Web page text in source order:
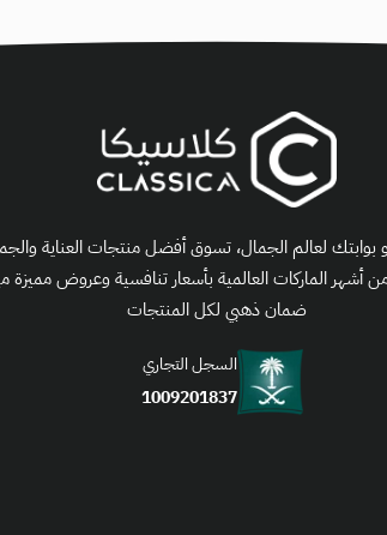
بوابتك لعالم الجمال، تسوق أفضل منتجات العناية
أشهر الماركات العالمية بأسعار تنافسية وعروض مميزة
ضمان ذهبي لكل المنتجات
السجل التجاري
1009201837